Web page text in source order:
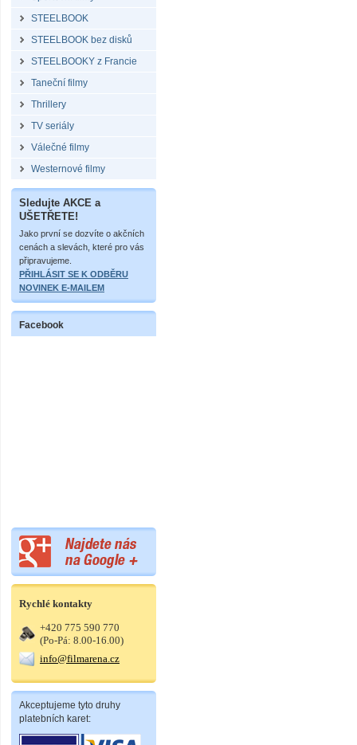
STEELBOOK
STEELBOOK bez disků
STEELBOOKY z Francie
Taneční filmy
Thrillery
TV seriály
Válečné filmy
Westernové filmy
Sledujte AKCE a
UŠETŘETE!
Jako první se dozvíte o akčních
cenách a slevách, které pro vás
připravujeme.
PŘIHLÁSIT SE K ODBĚRU
NOVINEK E-MAILEM
Facebook
Rychlé kontakty
+420 775 590 770
(Po-Pá: 8.00-16.00)
info@filmarena.cz
Akceptujeme tyto druhy
platebních karet: